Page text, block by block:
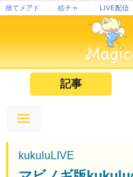
捨てメアド 絵チャ LIVE配信
記事
kukuluLIVE